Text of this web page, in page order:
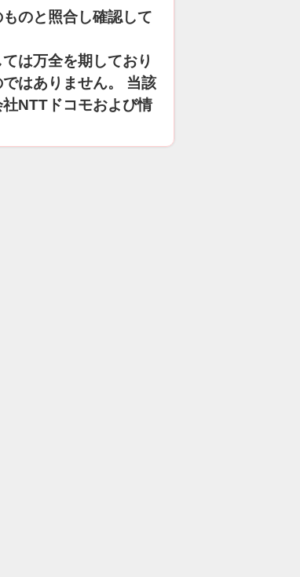
のと照合し確認して
は万全を期しており
はありません。 当該
NTTドコモおよび情